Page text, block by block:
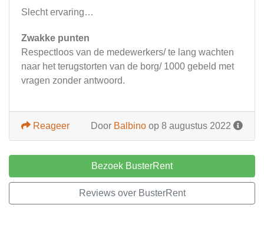
Slecht ervaring…
Zwakke punten
Respectloos van de medewerkers/ te lang wachten
naar het terugstorten van de borg/ 1000 gebeld met
vragen zonder antwoord.
Door Balbino op 8 augustus 2022
Reageer
Bezoek BusterRent
Reviews over BusterRent